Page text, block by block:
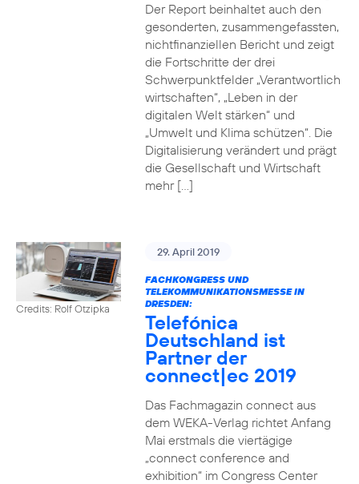
Der Report beinhaltet auch den
gesonderten, zusammengefassten,
nichtfinanziellen Bericht und zeigt
die Fortschritte der drei
Schwerpunktfelder „Verantwortlich
wirtschaften“, „Leben in der
digitalen Welt stärken“ und
„Umwelt und Klima schützen“. Die
Digitalisierung verändert und prägt
die Gesellschaft und Wirtschaft
mehr […]
Credits: Rolf Otzipka
29. April 2019
FACHKONGRESS UND
TELEKOMMUNIKATIONSMESSE IN
DRESDEN:
Telefónica
Deutschland ist
Partner der
connect|ec 2019
Das Fachmagazin connect aus
dem WEKA-Verlag richtet Anfang
Mai erstmals die viertägige
„connect conference and
exhibition“ im Congress Center